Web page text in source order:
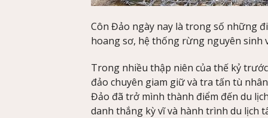
Côn Đảo ngày nay là trong số những
hoang sơ, hệ thống rừng nguyên sinh
Trong nhiều thập niên của thế kỷ
đảo chuyên giam giữ và tra tấn tù
Đảo đã trở mình thành điểm đến du
danh thắng kỳ vĩ và hành trình du lịch